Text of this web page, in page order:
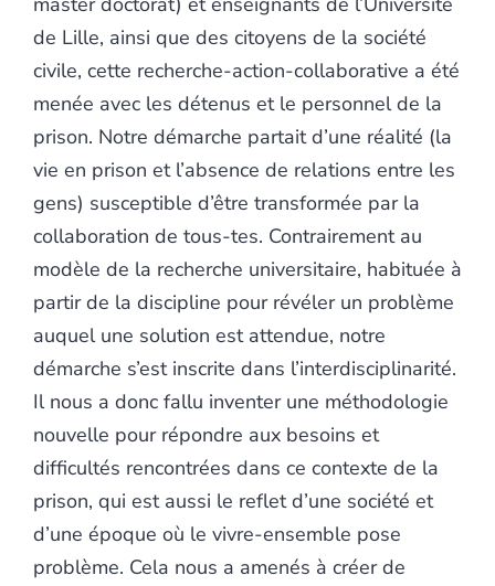
de Lille, ainsi que des citoyens de la société
civile, cette recherche-action-collaborative a été
menée avec les détenus et le personnel de la
prison. Notre démarche partait d’une réalité (la
vie en prison et l’absence de relations entre les
gens) susceptible d’être transformée par la
collaboration de tous-tes. Contrairement au
modèle de la recherche universitaire, habituée à
partir de la discipline pour révéler un problème
auquel une solution est attendue, notre
démarche s’est inscrite dans l’interdisciplinarité.
Il nous a donc fallu inventer une méthodologie
nouvelle pour répondre aux besoins et
difficultés rencontrées dans ce contexte de la
prison, qui est aussi le reflet d’une société et
d’une époque où le vivre-ensemble pose
problème. Cela nous a amenés à créer de